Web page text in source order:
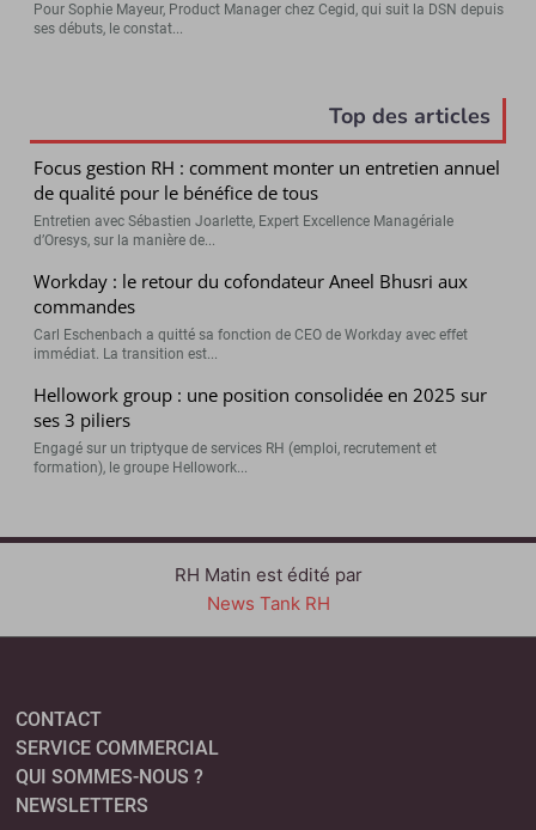
Pour Sophie Mayeur, Product Manager chez Cegid, qui suit la DSN depuis
ses débuts, le constat...
Top des articles
Focus gestion RH : comment monter un entretien annuel
de qualité pour le bénéfice de tous
Entretien avec Sébastien Joarlette, Expert Excellence Managériale
d’Oresys, sur la manière de...
Workday : le retour du cofondateur Aneel Bhusri aux
commandes
Carl Eschenbach a quitté sa fonction de CEO de Workday avec effet
immédiat. La transition est...
Hellowork group : une position consolidée en 2025 sur
ses 3 piliers
Engagé sur un triptyque de services RH (emploi, recrutement et
formation), le groupe Hellowork...
RH Matin est édité par
News Tank RH
CONTACT
SERVICE COMMERCIAL
QUI SOMMES-NOUS ?
NEWSLETTERS